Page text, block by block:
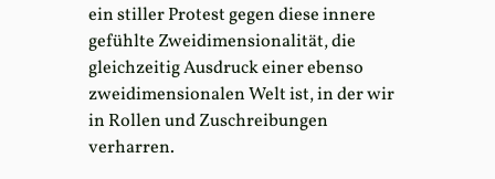
ein stiller Protest gegen diese innere
gefühlte Zweidimensionalität, die
gleichzeitig Ausdruck einer ebenso
zweidimensionalen Welt ist, in der wir
in Rollen und Zuschreibungen
verharren.